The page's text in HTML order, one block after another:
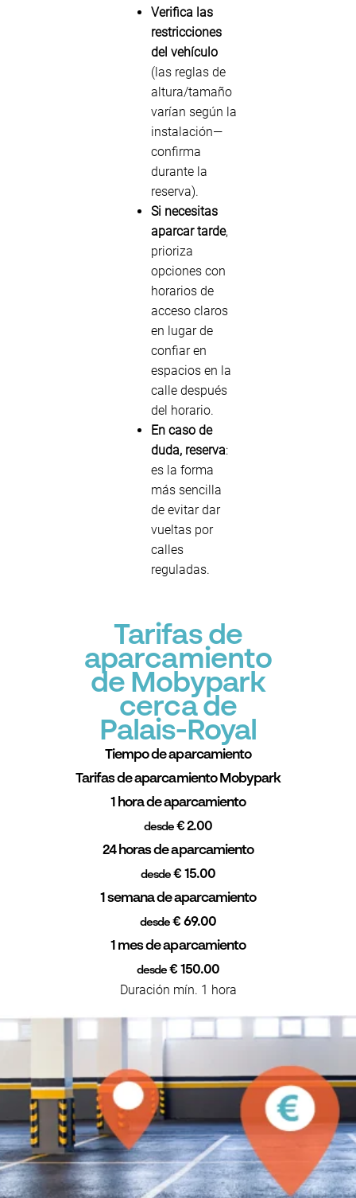
Verifica las
restricciones
del vehículo
(las reglas de
altura/tamaño
varían según la
instalación—
confirma
durante la
reserva).
Si necesitas
aparcar tarde,
prioriza
opciones con
horarios de
acceso claros
en lugar de
confiar en
espacios en la
calle después
del horario.
En caso de
duda, reserva:
es la forma
más sencilla
de evitar dar
vueltas por
calles
reguladas.
Tarifas de
aparcamiento
de Mobypark
cerca de
Palais-Royal
Tiempo de aparcamiento
Tarifas de aparcamiento Mobypark
1 hora de aparcamiento
desde€ 2.00
24 horas de aparcamiento
desde € 15.00
1 semana de aparcamiento
desde € 69.00
1 mes de aparcamiento
desde € 150.00
Duración mín. 1 hora